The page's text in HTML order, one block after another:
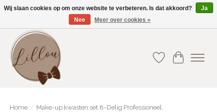
Gratis verzending vanaf €75(BE) en €100(NL)
Verlanglijst
Home / Make-up kwasten set 8-Delig Professioneel.
Wij slaan cookies op om onze website te verbeteren. Is dat akkoord?
Ja
Nee
Meer over cookies »